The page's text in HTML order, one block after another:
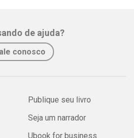
de ajuda?
conosco
Publique seu livro
Seja um narrador
Ubook for business